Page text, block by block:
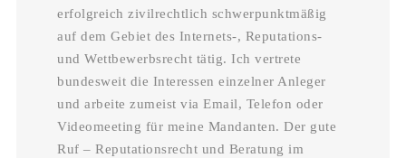
erfolgreich zivilrechtlich schwerpunktmäßig
auf dem Gebiet des Internets-, Reputations-
und Wettbewerbsrecht tätig. Ich vertrete
bundesweit die Interessen einzelner Anleger
und arbeite zumeist via Email, Telefon oder
Videomeeting für meine Mandanten. Der gute
Ruf – Reputationsrecht und Beratung im